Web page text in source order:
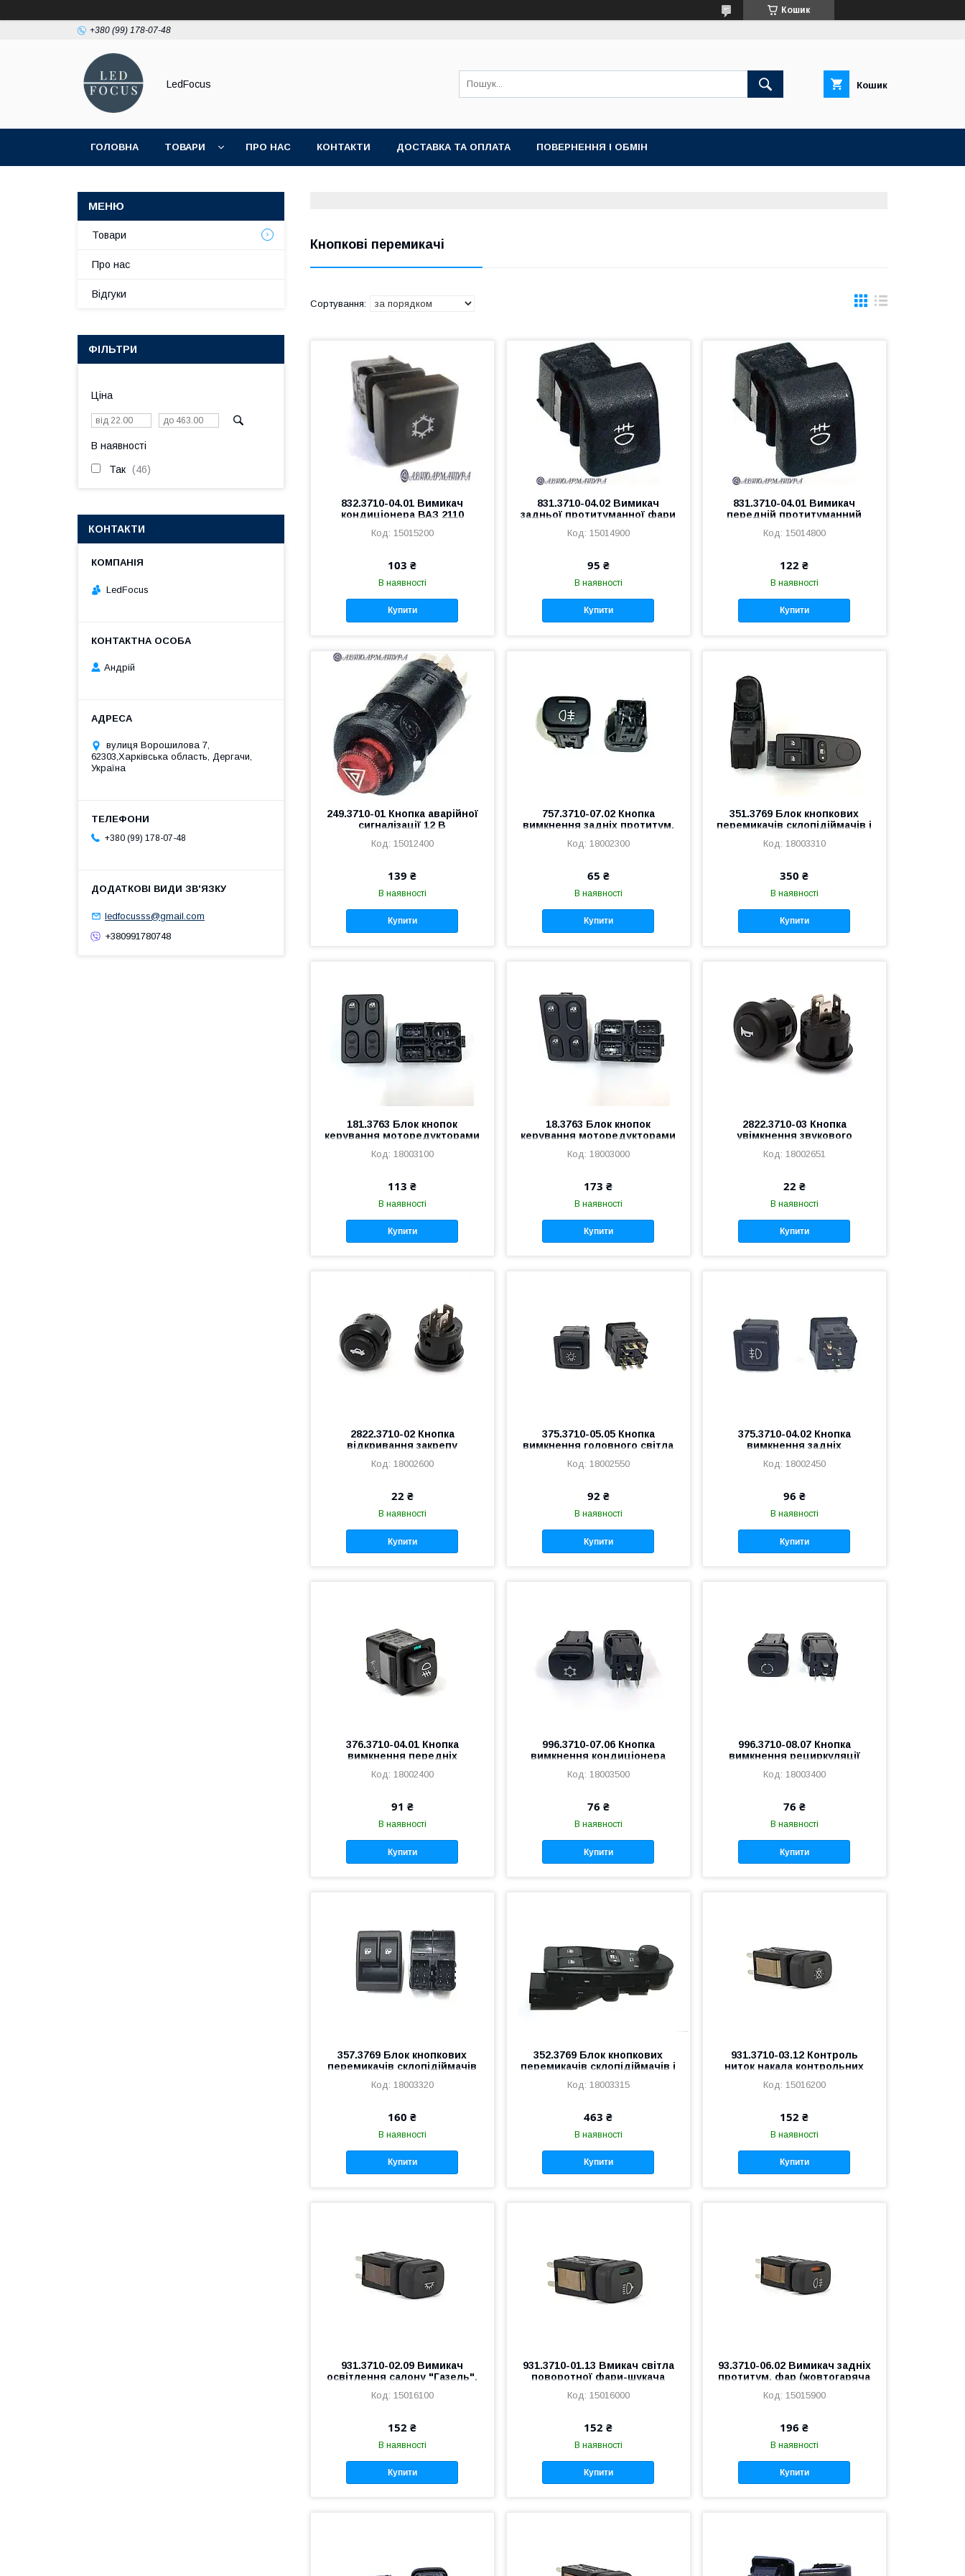
Кошик
+380 (99) 178-07-48
LedFocus Кошик
ГОЛОВНА ТОВАРИ ПРО НАС КОНТАКТИ ДОСТАВКА ТА ОПЛАТА ПОВЕРНЕННЯ І ОБМІН
Кнопкові перемикачі
832.3710-04.01 Вимикач
кондиціонера ВАЗ 2110
15015200
103 ₴
В наявності
Купити
831.3710-04.02 Вимикач
задньої протитуманної фари
15014900
95 ₴
В наявності
Купити
831.3710-04.01 Вимикач
передній протитуманний
15014800
122 ₴
В наявності
Купити
249.3710-01 Кнопка аварійної
сигналізації 12 В
15012400
139 ₴
В наявності
Купити
757.3710-07.02 Кнопка
вимкнення задніх протитум.
ГАЗ 3310 Валдай (заводська
18002300
65 ₴
В наявності
Купити
351.3769 Блок кнопкових
перемикачів склопідіймачів і
Калина
18003310
350 ₴
В наявності
Купити
181.3763 Блок кнопок
керування моторедукторами
18003100
113 ₴
В наявності
Купити
18.3763 Блок кнопок
керування моторедукторами
18003000
173 ₴
В наявності
Купити
2822.3710-03 Кнопка
увімкнення звукового
18002651
22 ₴
В наявності
Купити
2822.3710-02 Кнопка
відкривання закрепу
18002600
22 ₴
В наявності
Купити
375.3710-05.05 Кнопка
вимкнення головного світла
18002550
92 ₴
В наявності
Купити
375.3710-04.02 Кнопка
вимкнення задніх
2109
18002450
96 ₴
В наявності
Купити
376.3710-04.01 Кнопка
вимкнення передніх
2108 (заводська якість)
18002400
91 ₴
В наявності
Купити
996.3710-07.06 Кнопка
вимкнення кондиціонера
18003500
76 ₴
В наявності
Купити
996.3710-08.07 Кнопка
вимкнення рециркуляції
18003400
76 ₴
В наявності
Купити
357.3769 Блок кнопкових
перемикачів склопідіймачів
18003320
160 ₴
В наявності
Купити
352.3769 Блок кнопкових
перемикачів склопідіймачів і
Калина ЛЮКС
18003315
463 ₴
В наявності
Купити
931.3710-03.12 Контроль
ниток накала контрольних
нова панель
15016200
152 ₴
В наявності
Купити
931.3710-02.09 Вимикач
освітлення салону "Газель",
15016100
152 ₴
В наявності
Купити
931.3710-01.13 Вмикач світла
поворотної фари-шукача
панель
15016000
152 ₴
В наявності
Купити
93.3710-06.02 Вимикач задніх
протитум. фар (жовтогаряча
3310 Валдай (без фіксації)
15015900
196 ₴
В наявності
Купити
Товари
Про нас
Відгуки
ФІЛЬТРИ
Ціна
В наявності
Так 46
КОНТАКТИ
LedFocus
Андрій
вулиця Ворошилова 7,
62303,Харківська область, Дергачи,
Україна
+380 (99) 178-07-48
ledfocusss@gmail.com
+380991780748